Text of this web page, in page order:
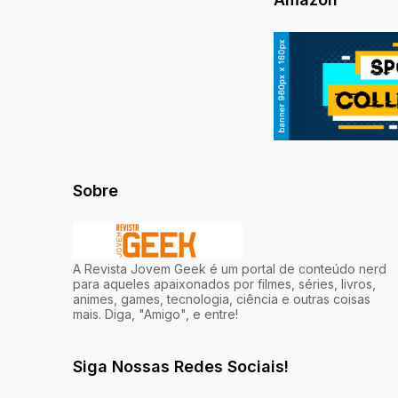
Sobre
A Revista Jovem Geek é um portal de conteúdo nerd
para aqueles apaixonados por filmes, séries, livros,
animes, games, tecnologia, ciência e outras coisas
mais. Diga, "Amigo", e entre!
Siga Nossas Redes Sociais!